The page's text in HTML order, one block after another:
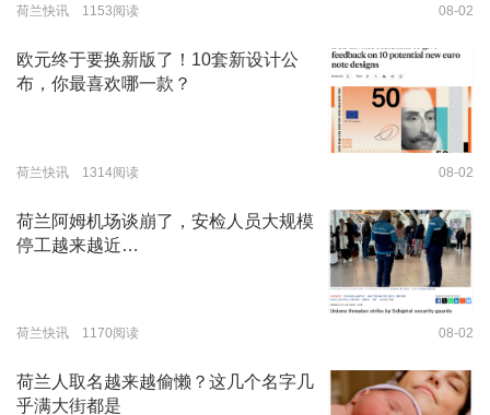
荷兰快讯 1153阅读 08-02
欧元终于要换新版了！10套新设计公
布，你最喜欢哪一款？
荷兰快讯 1314阅读 08-02
荷兰阿姆机场谈崩了，安检人员大规模
停工越来越近…
荷兰快讯 1170阅读 08-02
荷兰人取名越来越偷懒？这几个名字几
乎满大街都是